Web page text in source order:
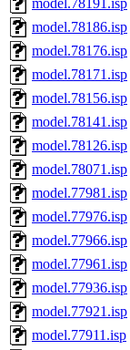
model.78191.isp
model.78186.isp
model.78176.isp
model.78171.isp
model.78156.isp
model.78141.isp
model.78126.isp
model.78071.isp
model.77981.isp
model.77976.isp
model.77966.isp
model.77961.isp
model.77936.isp
model.77921.isp
model.77911.isp